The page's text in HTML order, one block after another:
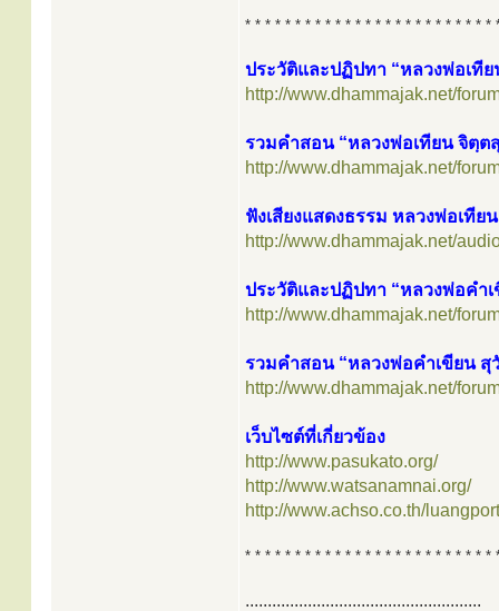
* * * * * * * * * * * * * * * * * * * * * * * * *
ประวัติและปฏิปทา “หลวงพ่อเที
http://www.dhammajak.net/
รวมคำสอน “หลวงพ่อเทียน จิตฺต
http://www.dhammajak.net/
ฟังเสียงแสดงธรรม หลวงพ่อเทีย
http://www.dhammajak.net/
ประวัติและปฏิปทา “หลวงพ่อคำ
http://www.dhammajak.net/
รวมคำสอน “หลวงพ่อคำเขียน
http://www.dhammajak.net/
เว็บไซต์ที่เกี่ยวข้อง
http://www.pasukato.org/
http://www.watsanamnai.org/
http://www.achso.co.th/
* * * * * * * * * * * * * * * * * * * * * * * * *
.....................................................